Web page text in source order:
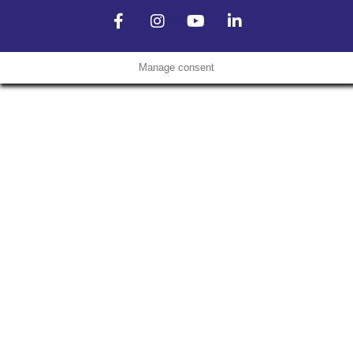
Manage consent